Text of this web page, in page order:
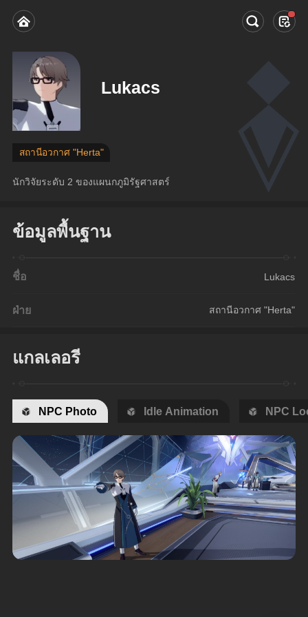
Lukacs
สถานีอวกาศ "Herta"
นักวิจัยระดับ 2 ของแผนกภูมิรัฐศาสตร์
ข้อมูลพื้นฐาน
ชื่อ Lukacs
ฝ่าย สถานีอวกาศ "Herta"
แกลเลอรี
NPC Photo Idle Animation NPC